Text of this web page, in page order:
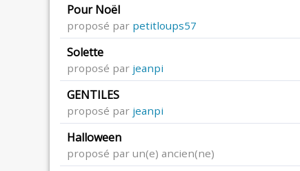
Pour Noël
proposé par petitloups57
Solette
proposé par jeanpi
GENTILES
proposé par jeanpi
Halloween
proposé par un(e) ancien(ne)